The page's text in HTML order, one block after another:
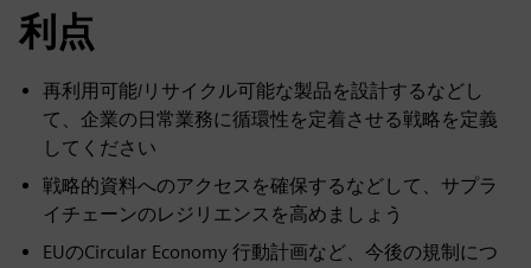
利点
再利用可能/リサイクル可能な製品を設計するなどし
て、企業の日常業務に循環性を定着させる戦略を定義
してください
戦略的資料へのアクセスを確保するなどして、サプラ
イチェーンのレジリエンスを高めましょう
EUのCircular Economy 行動計画など、今後の規制につ